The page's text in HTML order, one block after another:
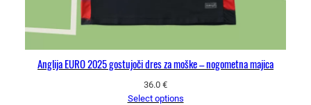
Anglija EURO 2025 gostujoči dres za moške – nogometna majica
36.0 €
Select options